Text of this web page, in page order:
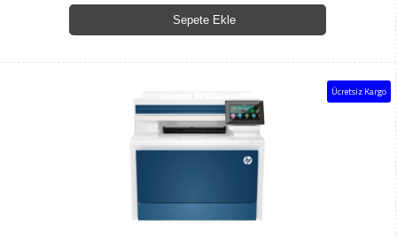
Sepete Ekle
Ücretsiz Kargo